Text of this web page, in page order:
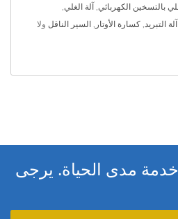
بالتسخين الكهربائي آلة الغلي
آلة التبريد كسارة الأوتار السير الناقل ولا
مدى الحياة. يرجى